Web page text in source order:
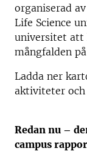
organiserad
Life Science
universitet att
mångfalden
Ladda ner
aktiviteter och
Redan nu –
campus